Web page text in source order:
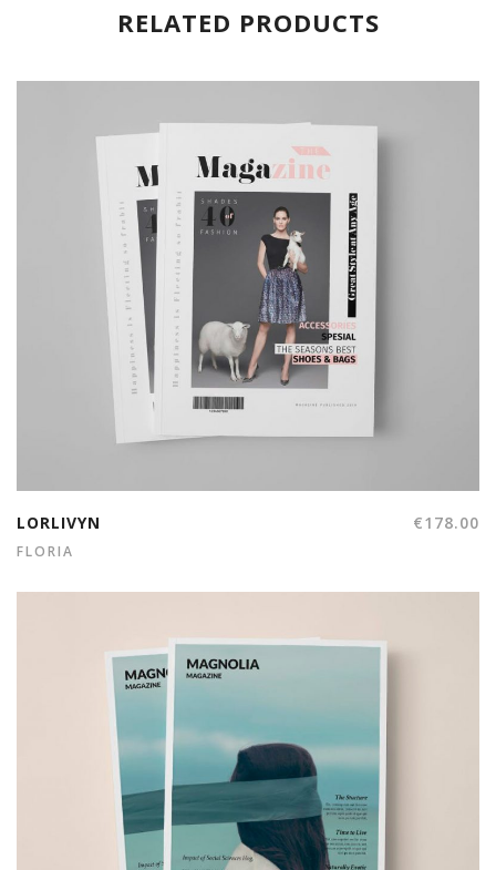
RELATED PRODUCTS
LORLIVYN €178.00
FLORIA